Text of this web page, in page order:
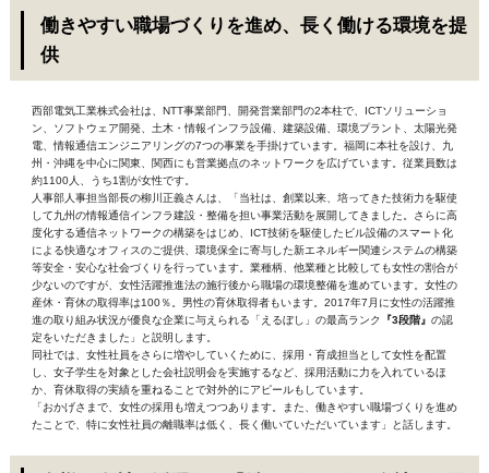
働きやすい職場づくりを進め、長く働ける環境を提
供
西部電気工業株式会社は、NTT事業部門、開発営業部門の2本柱で、ICTソリューショ
ン、ソフトウェア開発、土木・情報インフラ設備、建築設備、環境プラント、太陽光発
電、情報通信エンジニアリングの7つの事業を手掛けています。福岡に本社を設け、九
州・沖縄を中心に関東、関西にも営業拠点のネットワークを広げています。従業員数は
約1100人、うち1割が女性です。
人事部人事担当部長の柳川正義さんは、「当社は、創業以来、培ってきた技術力を駆使
して九州の情報通信インフラ建設・整備を担い事業活動を展開してきました。さらに高
度化する通信ネットワークの構築をはじめ、ICT技術を駆使したビル設備のスマート化
による快適なオフィスのご提供、環境保全に寄与した新エネルギー関連システムの構築
等安全・安心な社会づくりを行っています。業種柄、他業種と比較しても女性の割合が
少ないのですが、女性活躍推進法の施行後から職場の環境整備を進めています。女性の
産休・育休の取得率は100％。男性の育休取得者もいます。2017年7月に女性の活躍推
進の取り組み状況が優良な企業に与えられる「えるぼし」の最高ランク
『3段階』 の認
定をいただきました」と説明します。
同社では、女性社員をさらに増やしていくために、採用・育成担当として女性を配置
し、女子学生を対象とした会社説明会を実施するなど、採用活動に力を入れているほ
か、育休取得の実績を重ねることで対外的にアピールもしています。
「おかげさまで、女性の採用も増えつつあります。また、働きやすい職場づくりを進め
たことで、特に女性社員の離職率は低く、長く働いていただいています」と話します。